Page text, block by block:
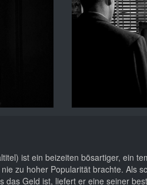
ist ein beizeiten bösartiger, ein
zu hoher Popularität brachte. Als
das Geld ist, liefert er eine seiner